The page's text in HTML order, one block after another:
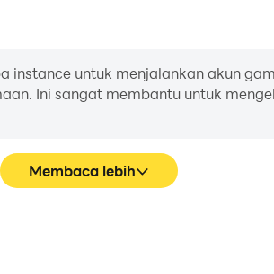
untuk menjalankan akun
Ini sangat membantu untuk
Membaca lebih